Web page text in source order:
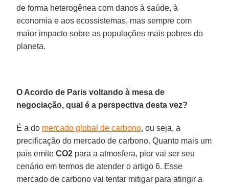
de forma heterogênea com danos à saúde, à
economia e aos ecossistemas, mas sempre com
maior impacto sobre as populações mais pobres do
planeta.
O Acordo de Paris voltando à mesa de
negociação, qual é a perspectiva desta vez?
É a do mercado global de carbono, ou seja, a
precificação do mercado de carbono. Quanto mais um
país emiteCO2 para a atmosfera, pior vai ser seu
cenário em termos de atender o artigo 6. Esse
mercado de carbono vai tentar mitigar para atingir a